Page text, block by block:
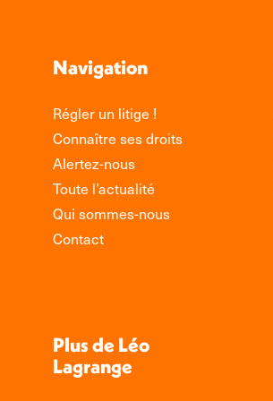
Navigation
Régler un litige !
Connaître ses droits
Alertez-nous
Toute l’actualité
Qui sommes-nous
Contact
Plus de Léo
Lagrange